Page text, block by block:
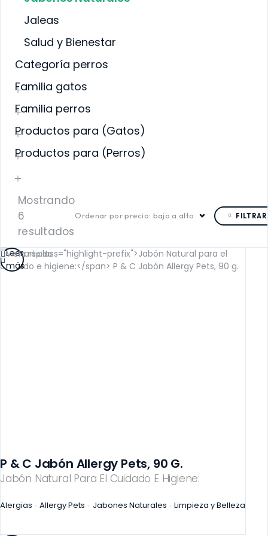
DIGESTIVA
INTERNA
Jaleas
Salud y Bienestar
Categoría perros
Familia gatos
Familia perros
Productos para (Gatos)
Productos para (Perros)
Mostrando
6
resultados
Ordenar por precio: bajo a alto FILTRAR
Vista rápida
Jabón Natural Para El Cuidado E Higiene:
P & C Jabón Allergy Pets, 90 G.
Alergias Allergy Pets Jabones Naturales Limpieza y Belleza
Leer
más